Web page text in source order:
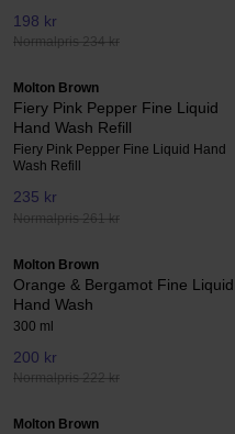
198 kr
Normalpris 234 kr
Molton Brown
Fiery Pink Pepper Fine Liquid
Hand Wash Refill
Fiery Pink Pepper Fine Liquid Hand
Wash Refill
235 kr
Normalpris 261 kr
Molton Brown
Orange & Bergamot Fine Liquid
Hand Wash
300 ml
200 kr
Normalpris 222 kr
Molton Brown